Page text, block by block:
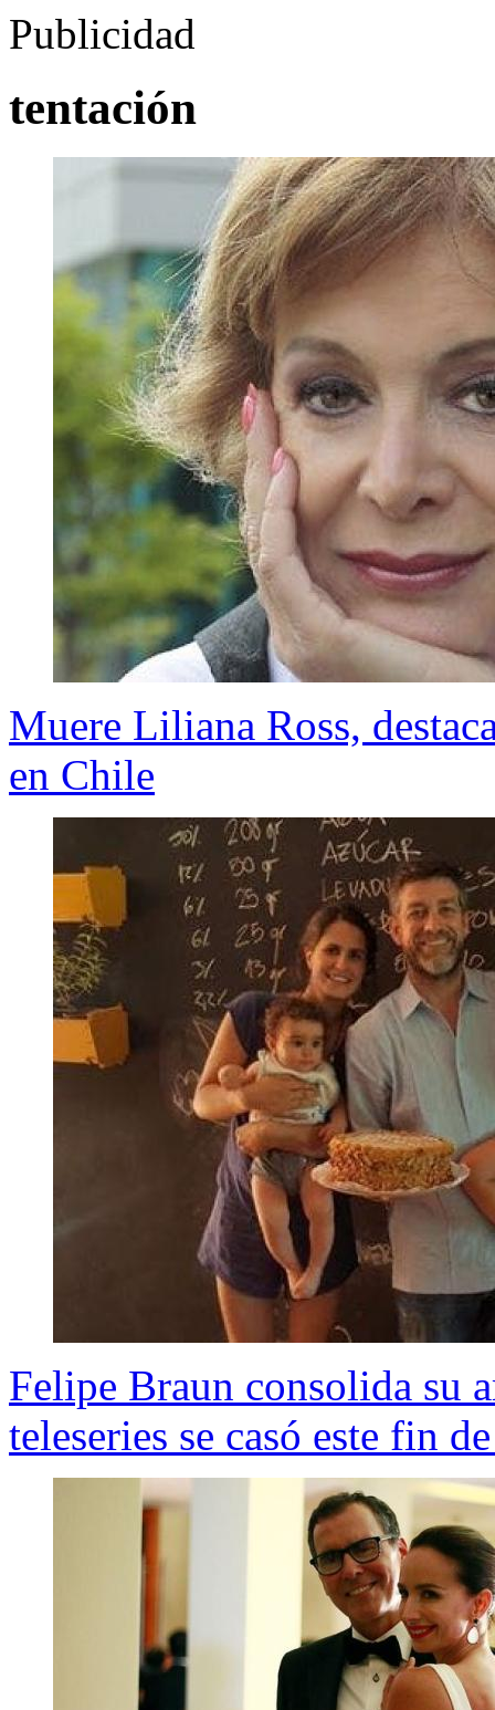
Publicidad
tentación
Muere Liliana Ross,
en Chile
Felipe Braun consolida su
teleseries se casó este fin